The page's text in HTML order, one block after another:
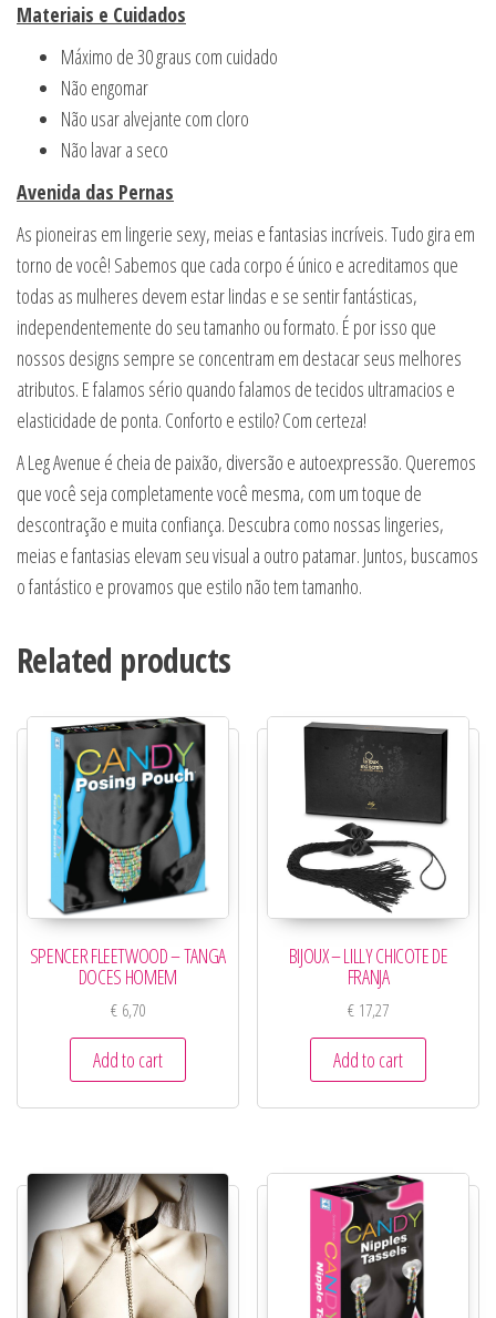
Materiais e Cuidados
Máximo de 30 graus com cuidado
Não engomar
Não usar alvejante com cloro
Não lavar a seco
Avenida das Pernas
As pioneiras em lingerie sexy, meias e fantasias incríveis. Tudo gira em
torno de você! Sabemos que cada corpo é único e acreditamos que
todas as mulheres devem estar lindas e se sentir fantásticas,
independentemente do seu tamanho ou formato. É por isso que
nossos designs sempre se concentram em destacar seus melhores
atributos. E falamos sério quando falamos de tecidos ultramacios e
elasticidade de ponta. Conforto e estilo? Com certeza!
A Leg Avenue é cheia de paixão, diversão e autoexpressão. Queremos
que você seja completamente você mesma, com um toque de
descontração e muita confiança. Descubra como nossas lingeries,
meias e fantasias elevam seu visual a outro patamar. Juntos, buscamos
o fantástico e provamos que estilo não tem tamanho.
Related products
SPENCER FLEETWOOD – TANGA
DOCES HOMEM
€6,70
Add to cart
BIJOUX – LILLY CHICOTE DE
FRANJA
€ 17,27
Add to cart